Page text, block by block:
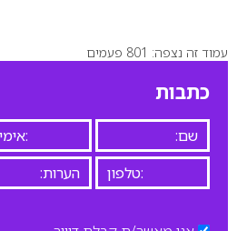
עמוד זה נצפה: 801 פעמים
כתבות